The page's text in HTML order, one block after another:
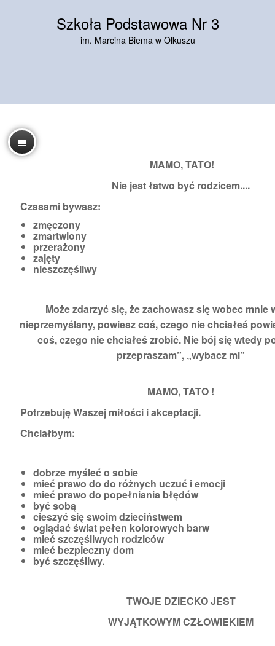
Szkoła Podstawowa Nr 3
im. Marcina Biema w Olkuszu
MAMO, TATO!
Nie jest łatwo być rodzicem....
Czasami bywasz:
zmęczony
zmartwiony
przerażony
zajęty
nieszczęśliwy
Może zdarzyć się, że zachowasz się wobec mnie
nieprzemyślany, powiesz coś, czego nie chciałeś
coś, czego nie chciałeś zrobić. Nie bój się wtedy
przepraszam”, „wybacz mi”
MAMO, TATO !
Potrzebuję Waszej miłości i akceptacji.
Chciałbym:
dobrze myśleć o sobie
mieć prawo do do różnych uczuć i emocji
mieć prawo do popełniania błędów
być sobą
cieszyć się swoim dzieciństwem
oglądać świat pełen kolorowych barw
mieć szczęśliwych rodziców
mieć bezpieczny dom
być szczęśliwy.
TWOJE DZIECKO JEST
WYJĄTKOWYM CZŁOWIEKIEM